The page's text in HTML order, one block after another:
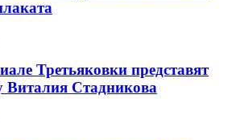
Третьяковки представят
Виталия Стадникова